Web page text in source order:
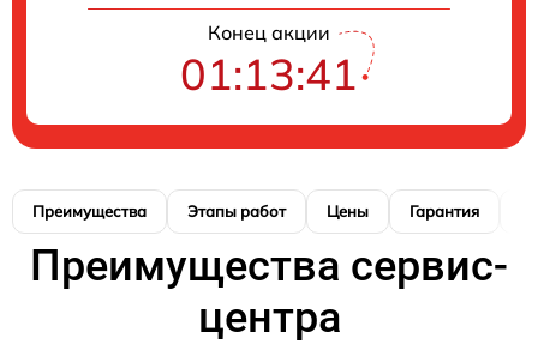
Конец акции
01:13:40
Преимущества Этапы работ Цены Гарантия
Преимущества сервис-
центра